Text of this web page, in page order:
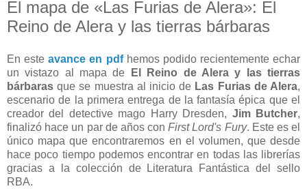
El mapa de «Las Furias de Alera»: El
Reino de Alera y las tierras bárbaras
En esteavance en pdfhemos podido recientemente echar
un vistazo al mapa de
El Reino de Alera y las tierras
bárbarasque se muestra al inicio de Las Furias de Alera,
escenario de la primera entrega de la fantasía épica que el
creador del detective mago Harry Dresden, Jim Butcher,
finalizó hace un par de años conFirst Lord's Fury. Este es el
único mapa que encontraremos en el volumen, que desde
hace poco tiempo podemos encontrar en todas las librerías
gracias a la colección de Literatura Fantástica del sello
RBA.